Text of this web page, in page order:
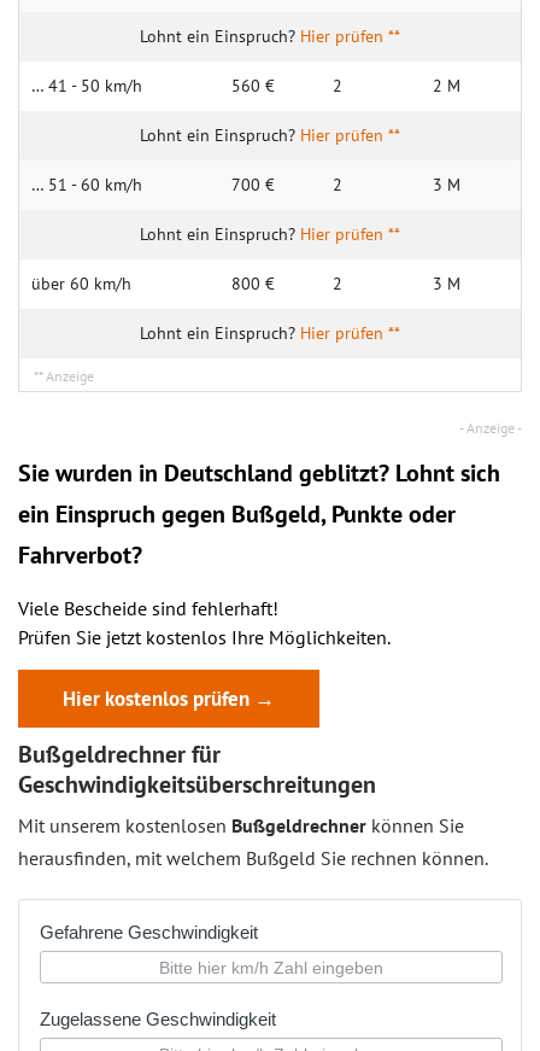
Hier prüfen **
… 41 - 50 km/h 560 € 2 2 M
Hier prüfen **
… 51 - 60 km/h 700 € 2 3 M
Hier prüfen **
über 60 km/h 800 € 2 3 M
Hier prüfen **
Sie wurden in Deutschland geblitzt? Lohnt sich
ein Einspruch gegen Bußgeld, Punkte oder
Fahrverbot?
Viele Bescheide sind fehlerhaft!
Prüfen Sie jetzt kostenlos Ihre Möglichkeiten.
Hier kostenlos prüfen →
Bußgeldrechner für
Geschwindigkeitsüberschreitungen
Mit unserem kostenlosen Bußgeldrechner können Sie
herausfinden, mit welchem Bußgeld Sie rechnen können.